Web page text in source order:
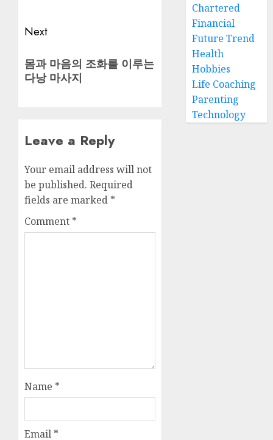
Next
post:
몸과 마음의 조화를 이루는
다낭 마사지
Leave a Reply
Your email address will not
be published. Required
fields are marked *
Comment *
Name *
Email *
Chartered
Financial
Future Trend
Health
Hobbies
Life Coaching
Parenting
Technology